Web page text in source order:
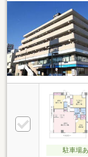
眺望良好
緒に案内
乗ってほ
ずは、お
い！お問
駐車場